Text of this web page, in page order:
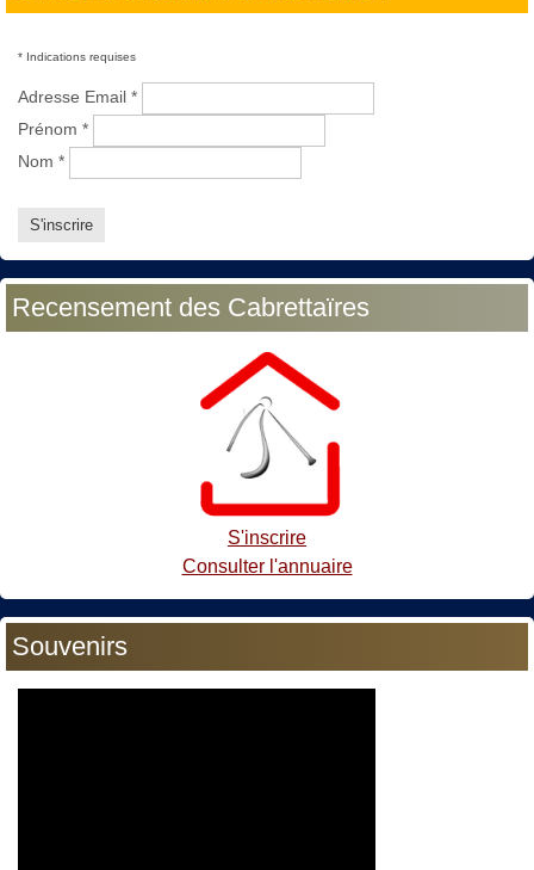
* Indications requises
Adresse Email *
Prénom *
Nom *
Recensement des Cabrettaïres
S'inscrire
Consulter l'annuaire
Souvenirs